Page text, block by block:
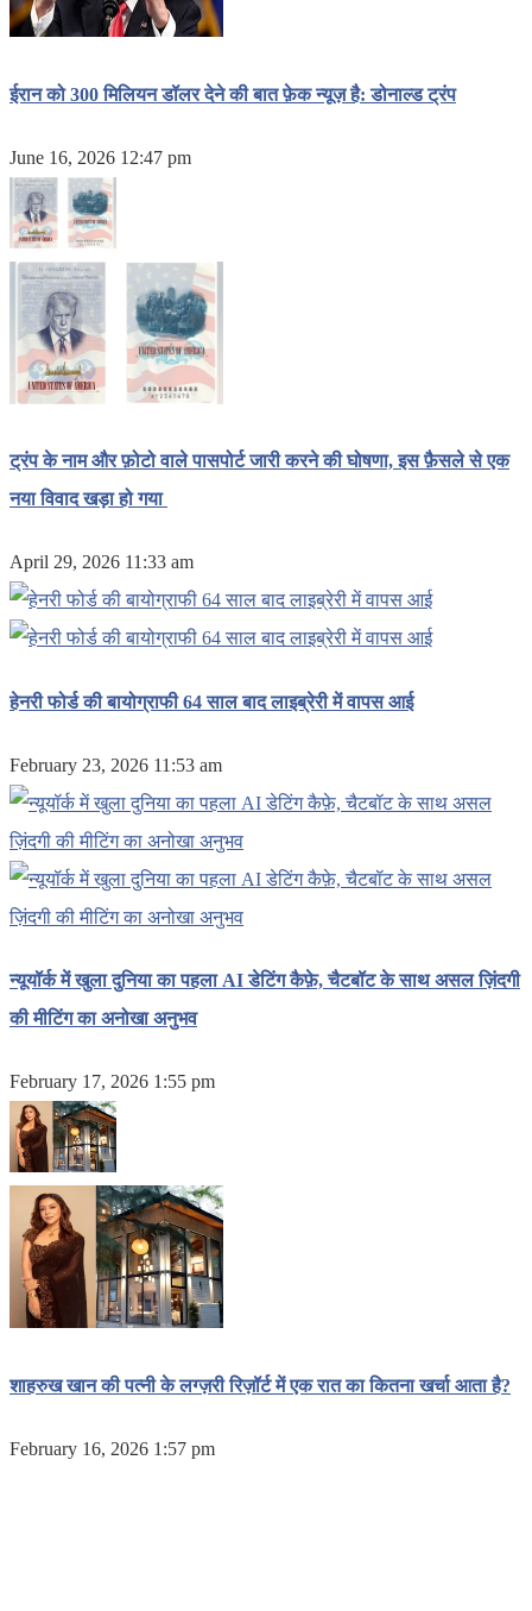
ईरान को 300 मिलियन डॉलर देने की बात फ़ेक न्यूज़ है: डोनाल्ड ट्रंप
June 16, 2026 12:47 pm
ट्रंप के नाम और फ़ोटो वाले पासपोर्ट जारी करने की घोषणा, इस फ़ैसले से एक
नया विवाद खड़ा हो गया
April 29, 2026 11:33 am
हेनरी फोर्ड की बायोग्राफी 64 साल बाद लाइब्रेरी में वापस आई
February 23, 2026 11:53 am
न्यूयॉर्क में खुला दुनिया का पहला AI डेटिंग कैफ़े, चैटबॉट के साथ असल ज़िंदगी
की मीटिंग का अनोखा अनुभव
February 17, 2026 1:55 pm
शाहरुख खान की पत्नी के लग्ज़री रिज़ॉर्ट में एक रात का कितना खर्चा आता है?
February 16, 2026 1:57 pm